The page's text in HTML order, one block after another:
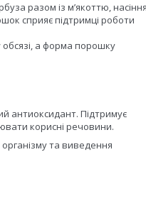
разом із м’якоттю,
сприяє підтримці роботи
обсязі, а форма порошку
антиоксидант. Підтримує
корисні речовини.
та виведення